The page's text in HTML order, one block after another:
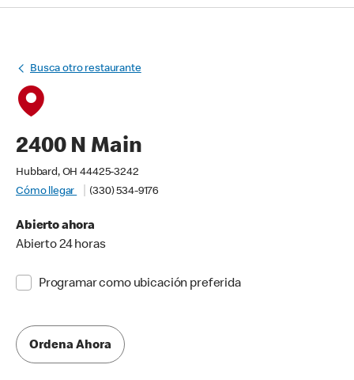
Busca otro restaurante
2400 N Main
Hubbard, OH 44425-3242
Cómo llegar
(330) 534-9176
Abierto ahora
Abierto 24 horas
Programar como ubicación preferida
Ordena Ahora